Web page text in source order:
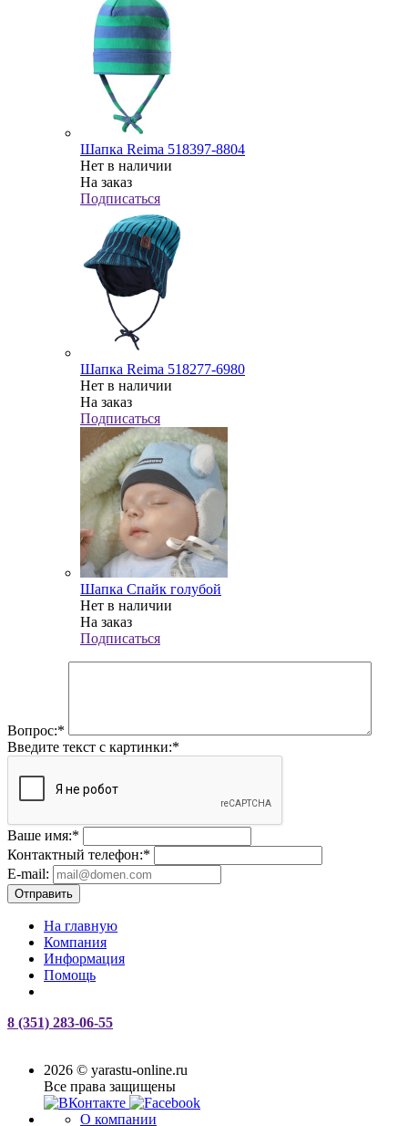
Шапка Reima 518397-8804
Нет в наличии
На заказ
Подписаться
Шапка Reima 518277-6980
Нет в наличии
На заказ
Подписаться
Шапка Спайк голубой
Нет в наличии
На заказ
Подписаться
Вопрос:*
Введите текст с картинки:*
Ваше имя:*
Контактный телефон:*
E-mail:
Отправить
На главную
Компания
Информация
Помощь
8 (351) 283-06-55
2026 © yarastu-online.ru
Все права защищены
О компании